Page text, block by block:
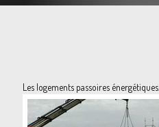
Les logements passoires énergétiques...